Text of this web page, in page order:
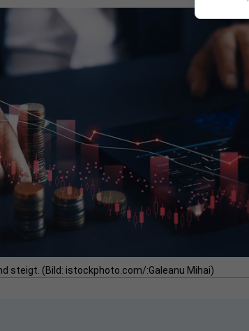
steigt. (Bild: istockphoto.com/:Galeanu Mihai)